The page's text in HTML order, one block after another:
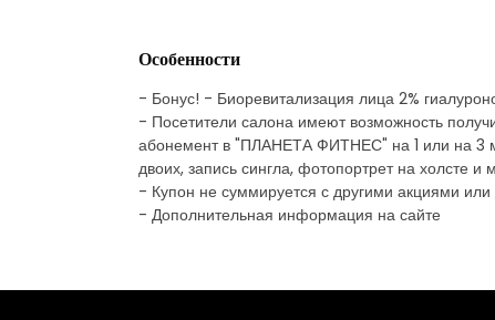
Особенности
- Бонус! - Биоревитализация лица 2%
- Посетители салона имеют возможность
абонемент в "ПЛАНЕТА ФИТНЕС" на 1 или на 3
двоих, запись сингла, фотопортрет на холсте
- Купон не суммируется с другими акциями
- Дополнительная информация на сайте